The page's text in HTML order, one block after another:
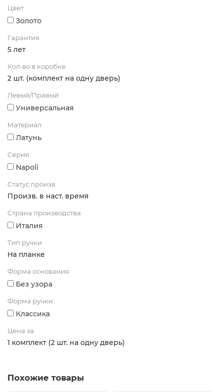
Цвет
Золото
Гарантия
5 лет
Кол-во в коробке
2 шт. (комплект на одну дверь)
Левый/Правый
Универсальная
Материал
Латунь
Серия
Napoli
Статус произв.
Произв. в наст. время
Страна производства
Италия
Тип ручки
На планке
Форма основания
Без узора
Форма ручки
Классика
Цена за
1 комплект (2 шт. на одну дверь)
Похожие товары